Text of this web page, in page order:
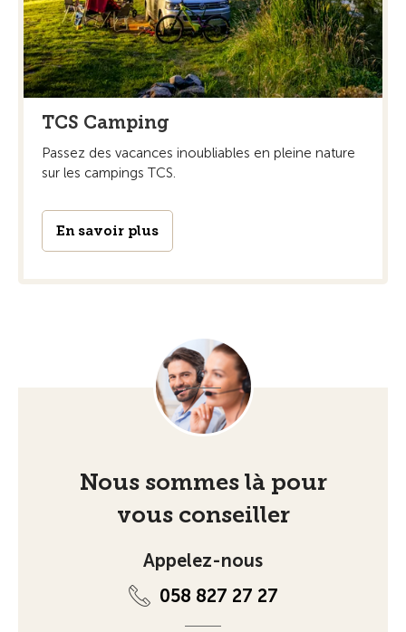
TCS Camping
Passez des vacances inoubliables en pleine nature
sur les campings TCS.
En savoir plus
Nous sommes là pour
vous conseiller
Appelez-nous
058 827 27 27